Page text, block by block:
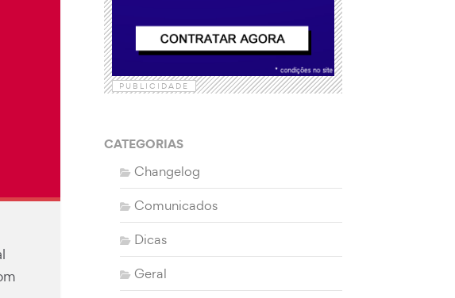
PUBLICIDADE
CATEGORIAS
Changelog
Comunicados
Dicas
Geral